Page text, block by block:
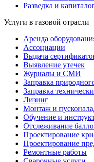
Разведка и
Услуги в газовой отрасли
Аренда
Ассоциации
Выдача
Выявление утечек
Журналы и СМИ
Заправка
Заправка
Лизинг
Монтаж и
Обучение и
Отслеживание
Проектирование
Проектирование
Ремонтные работы